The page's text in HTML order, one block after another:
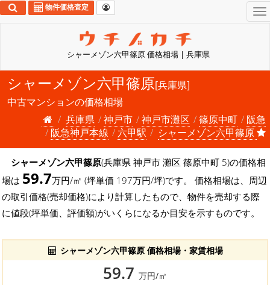
シャーメゾン六甲篠原 価格相場 | 兵庫県
物件価格査定
シャーメゾン六甲篠原[兵庫県]
中古マンションの価格相場
兵庫県
神戸市 神戸市灘区 篠原中町
阪急
阪急神戸本線
六甲駅 シャーメゾン六甲篠原
シャーメゾン六甲篠原(兵庫県 神戸市 灘区 篠原中町 5)の価格相
場は 59.7万円/㎡ (坪単価 197万円/坪)です。 価格相場は、周辺
の取引価格(売却価格)により計算したもので、物件を売却する際
に値段(坪単価、評価額)がいくらになるか目安を示すものです。
シャーメゾン六甲篠原 価格相場・家賃相場
59.7 万円/㎡